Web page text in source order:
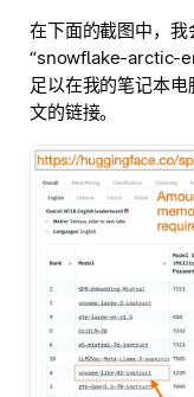
在下面的截图中，
“snowflake-arctic-
足以在我的笔记本
文的链接。